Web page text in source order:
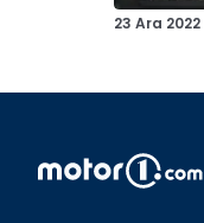
23 Ara 2022